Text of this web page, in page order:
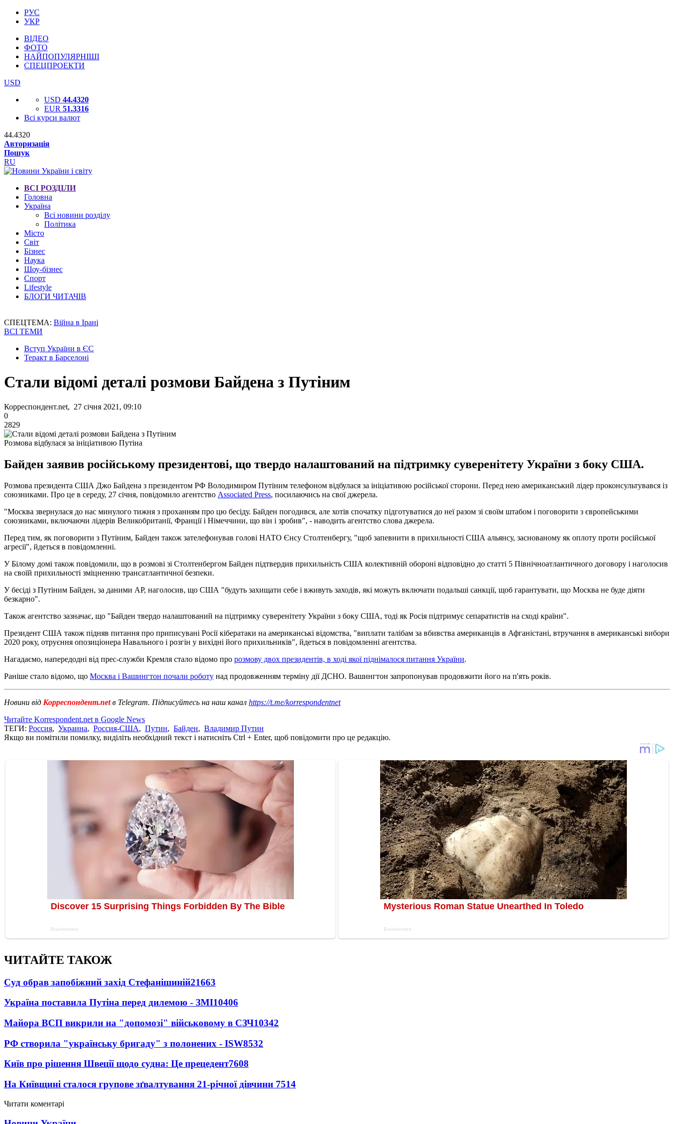
РУС
УКР
ВІДЕО
ФОТО
НАЙПОПУЛЯРНІШІ
СПЕЦПРОЕКТИ
USD
USD 44.4320
EUR 51.3316
Всі курси валют
44.4320
Авторизація
Пошук
RU
ВСІ РОЗДІЛИ
Головна
Україна
Всі новини розділу
Політика
Місто
Світ
Бізнес
Наука
Шоу-бізнес
Спорт
Lifestyle
БЛОГИ ЧИТАЧІВ
СПЕЦТЕМА: Війна в Ірані
ВСІ ТЕМИ
Вступ України в ЄС
Теракт в Барселоні
Стали відомі деталі розмови Байдена з Путіним
Корреспондент.net, 27 січня 2021, 09:10
0
2829
Розмова відбулася за ініціативою Путіна
Байден заявив російському президентові, що твердо налаштований на підтримку суверенітету України з боку США.
Розмова президента США Джо Байдена з президентом РФ Володимиром Путіним телефоном відбулася за ініціативою російської сторони. Перед нею американський лідер проконсультувався із
союзниками. Про це в середу, 27 січня, повідомило агентство Associated Press, посилаючись на свої джерела.
"Москва звернулася до нас минулого тижня з проханням про цю бесіду. Байден погодився, але хотів спочатку підготуватися до неї разом зі своїм штабом і поговорити з європейськими
союзниками, включаючи лідерів Великобританії, Франції і Німеччини, що він і зробив", - наводить агентство слова джерела.
Перед тим, як поговорити з Путіним, Байден також зателефонував голові НАТО Єнсу Столтенбергу, "щоб запевнити в прихильності США альянсу, заснованому як оплоту проти російської
агресії", йдеться в повідомленні.
У Білому домі також повідомили, що в розмові зі Столтенбергом Байден підтвердив прихильність США колективній обороні відповідно до статті 5 Північноатлантичного договору і наголосив
на своїй прихильності зміцненню трансатлантичної безпеки.
У бесіді з Путіним Байден, за даними АР, наголосив, що США "будуть захищати себе і вживуть заходів, які можуть включати подальші санкції, щоб гарантувати, що Москва не буде діяти
безкарно".
Також агентство зазначає, що "Байден твердо налаштований на підтримку суверенітету України з боку США, тоді як Росія підтримує сепаратистів на сході країни".
Президент США також підняв питання про приписувані Росії кібератаки на американські відомства, "виплати талібам за вбивства американців в Афганістані, втручання в американські вибори
2020 року, отруєння опозиціонера Навального і розгін у вихідні його прихильників", йдеться в повідомленні агентства.
Нагадаємо, напередодні від прес-служби Кремля стало відомо про розмову двох президентів, в ході якої піднімалося питання України.
Раніше стало відомо, що Москва і Вашингтон почали роботу над продовженням терміну дії ДСНО. Вашингтон запропонував продовжити його на п'ять років.
Новини від Корреспондент.netв Telegram. Підписуйтесь на наш канал https://t.me/korrespondentnet
Читайте Korrespondent.net в Google News
ТЕГИ: Россия, Украина, Россия-США, Путин, Байден, Владимир Путин
Якщо ви помітили помилку, виділіть необхідний текст і натисніть Ctrl + Enter, щоб повідомити про це редакцію.
ЧИТАЙТЕ ТАКОЖ
Суд обрав запобіжний захід Стефанішиній21663
Україна поставила Путіна перед дилемою - ЗМІ10406
Майора ВСП викрили на "допомозі" військовому в СЗЧ10342
РФ створила "українську бригаду" з полонених - ISW8532
Київ про рішення Швеції щодо судна: Це прецедент7608
На Київщині сталося групове зґвалтування 21-річної дівчини 7514
Читати коментарі